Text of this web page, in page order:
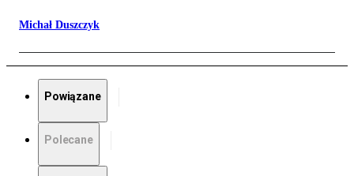
Michał Duszczyk
Powiązane
Polecane